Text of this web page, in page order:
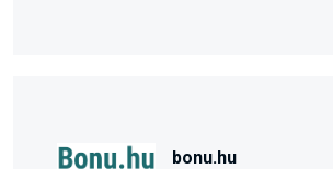
bonu.hu